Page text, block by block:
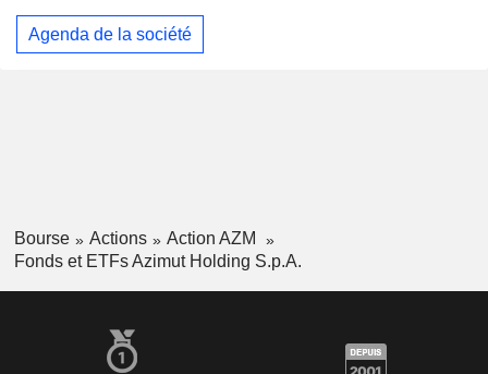
Agenda de la société
Bourse Actions
Action AZM
Fonds et ETFs Azimut Holding S.p.A.